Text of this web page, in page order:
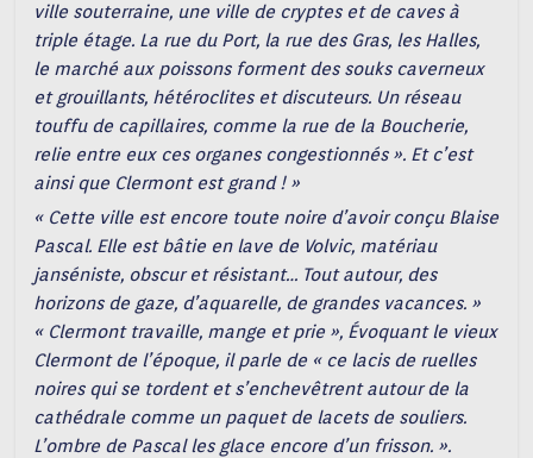
ville souterraine, une ville de cryptes et de caves à
triple étage. La rue du Port, la rue des Gras, les Halles,
le marché aux poissons forment des souks caverneux
et grouillants, hétéroclites et discuteurs. Un réseau
touffu de capillaires, comme la rue de la Boucherie,
relie entre eux ces organes congestionnés ». Et c’est
ainsi que Clermont est grand ! »
« Cette ville est encore toute noire d’avoir conçu Blaise
Pascal. Elle est bâtie en lave de Volvic, matériau
janséniste, obscur et résistant… Tout autour, des
horizons de gaze, d’aquarelle, de grandes vacances. »
« Clermont travaille, mange et prie », Évoquant le vieux
Clermont de l’époque, il parle de « ce lacis de ruelles
noires qui se tordent et s’enchevêtrent autour de la
cathédrale comme un paquet de lacets de souliers.
L’ombre de Pascal les glace encore d’un frisson. ».